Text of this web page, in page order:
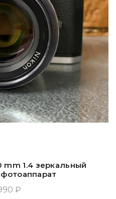
mm 1.4 зеркальный
₽